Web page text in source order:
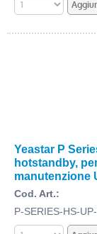
Yeastar P
hotstandby,
manutenzione
Cod. Art.:
P-SERIES-HS-